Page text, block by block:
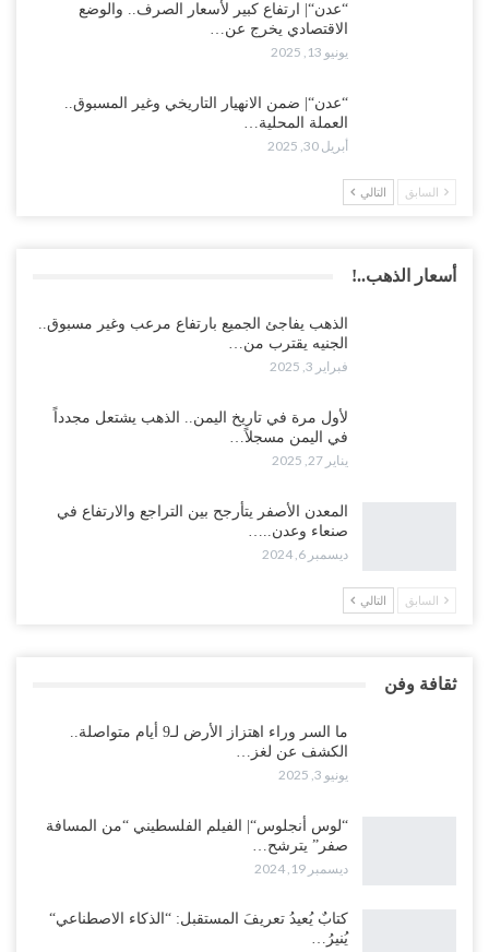
“عدن“| ارتفاع كبير لأسعار الصرف.. والوضع
الاقتصادي يخرج عن…
يونيو 13, 2025
“عدن“| ضمن الانهيار التاريخي وغير المسبوق..
العملة المحلية…
أبريل 30, 2025
السابق التالي
أسعار الذهب..!
الذهب يفاجئ الجميع بارتفاع مرعب وغير مسبوق..
الجنيه يقترب من…
فبراير 3, 2025
لأول مرة في تاريخ اليمن.. الذهب يشتعل مجدداً
في اليمن مسجلاً…
يناير 27, 2025
المعدن الأصفر يتأرجح بين التراجع والارتفاع في
صنعاء وعدن..…
ديسمبر 6, 2024
السابق التالي
ثقافة وفن
ما السر وراء اهتزاز الأرض لـ9 أيام متواصلة..
الكشف عن لغز…
يونيو 3, 2025
“لوس أنجلوس“| الفيلم الفلسطيني “من المسافة
صفر” يترشح…
ديسمبر 19, 2024
كتابٌ يُعيدُ تعريفَ المستقبل: “الذكاء الاصطناعي“
يُنيرُ…